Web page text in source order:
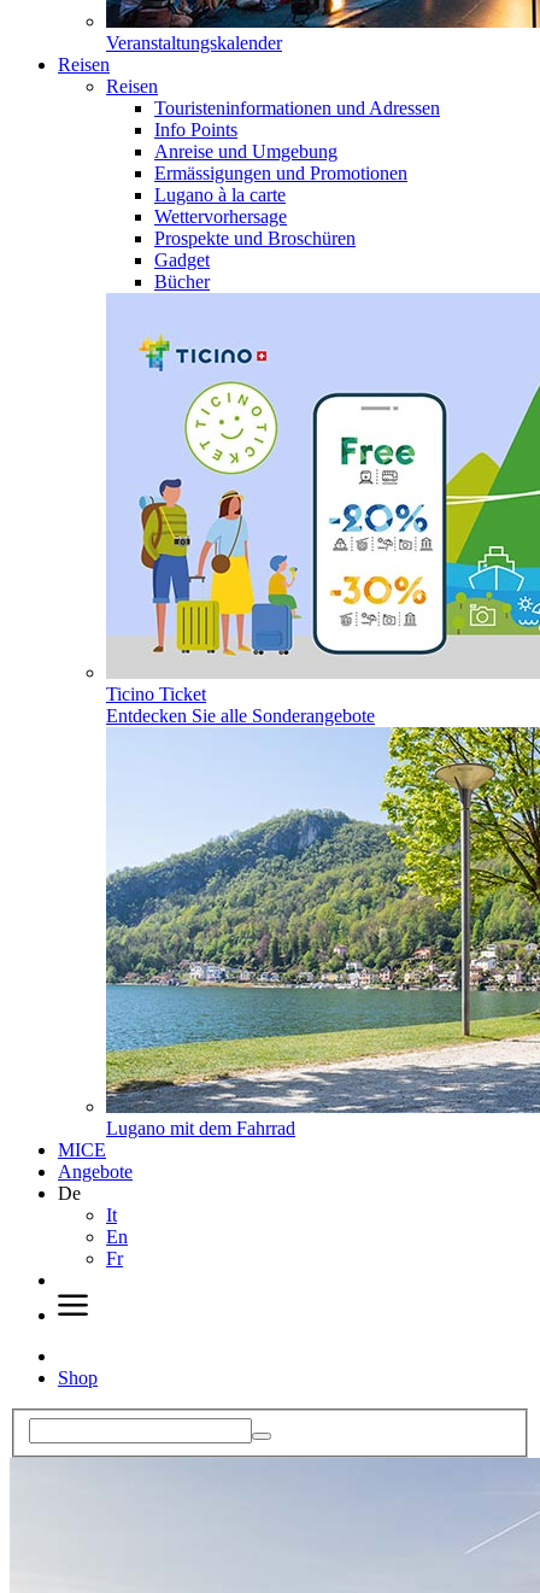
Veranstaltungskalender
Reisen
Reisen
Touristeninformationen und Adressen
Info Points
Anreise und Umgebung
Ermässigungen und Promotionen
Lugano à la carte
Wettervorhersage
Prospekte und Broschüren
Gadget
Bücher
Ticino Ticket
Entdecken Sie alle Sonderangebote
Lugano mit dem Fahrrad
MICE
Angebote
De
It
En
Fr
Shop